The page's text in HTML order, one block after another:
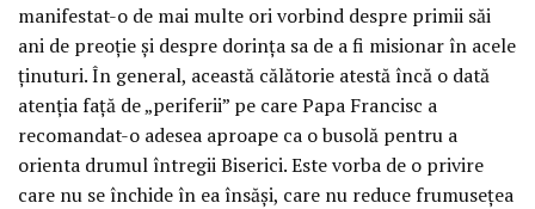
manifestat-o de mai multe ori vorbind despre primii săi
ani de preoție și despre dorința sa de a fi misionar în acele
ținuturi. În general, această călătorie atestă încă o dată
atenția față de „periferii” pe care Papa Francisc a
recomandat-o adesea aproape ca o busolă pentru a
orienta drumul întregii Biserici. Este vorba de o privire
care nu se închide în ea însăși, care nu reduce frumusețea